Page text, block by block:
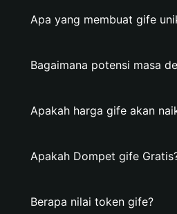
Apa yang membuat gife
Bagaimana potensi masa
Apakah harga gife akan
Apakah Dompet gife
Berapa nilai token gife?